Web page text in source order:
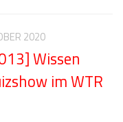
2020
Wissen
im WTR